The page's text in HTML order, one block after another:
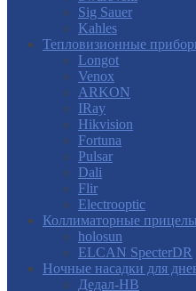
Sig Sauer
Kahles
Тепловизионные
Longot
Venox
ARKON
IRay
Hikvision
Fortuna
Pulsar
Dali
Flir
Electrooptic
Коллиматорные прицелы
holosun
ELCAN SpecterDR
Ночные насадки для
Дедал-НВ